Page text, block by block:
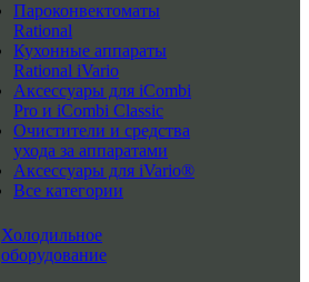
Пароконвектоматы
Rational
Кухонные аппараты
Rational iVario
Аксессуары для iCombi
Pro и iCombi Classic
Очистители и средства
ухода за аппаратами
Аксессуары для iVario®
Все категории
Холодильное
оборудование